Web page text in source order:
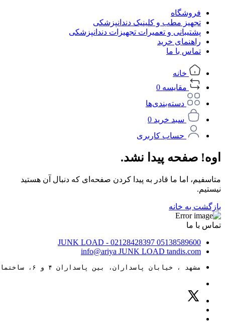
فروشگاه
تجهیز مطب و کلینیک دندانپزشکی
پشتیبانی و تعمیرات تجهیزات دندانپزشکی
راهنمای خرید
تماس با ما
خانه
مقایسه 0
دسته‌بندی‌ها
سبد خرید 0
حساب کاربری
اوه! صفحه پیدا نشد.
متاسفیم، اما ما قادر به پیدا کردن صفحه‌ای که دنبال آن هستید
نیستیم.
بازگشت به خانه
تماس با ما
05138589600
JUNK LOAD - 02128428397
info@ariya JUNK LOAD tandis.com
مشهد ، خیابان پاسداران، بین پاسداران ۴ و ۶، ساختمان ۸۸